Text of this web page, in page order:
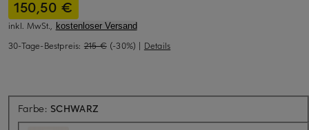
150,50 €
inkl. MwSt., kostenloser Versand
30-Tage-Bestpreis: 215 € (-30%) | Details
Farbe: SCHWARZ